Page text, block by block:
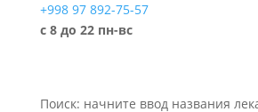
+998 97 892-75-57
с 8 до 22 пн-вс
Поиск: начните ввод названия